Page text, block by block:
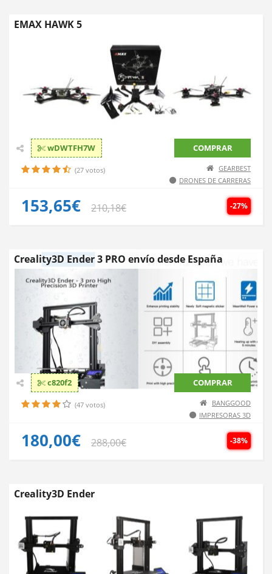
EMAX HAWK 5
wDWTFH7W COMPRAR
(27 votos)
GEARBEST
DRONES DE CARRERAS
-27%
153,65€ 210,18€
Creality3D Ender 3 PRO envío desde España
c820f2 COMPRAR
(47 votos)
BANGGOOD
IMPRESORAS 3D
-38%
180,00€ 288,00€
Creality3D Ender